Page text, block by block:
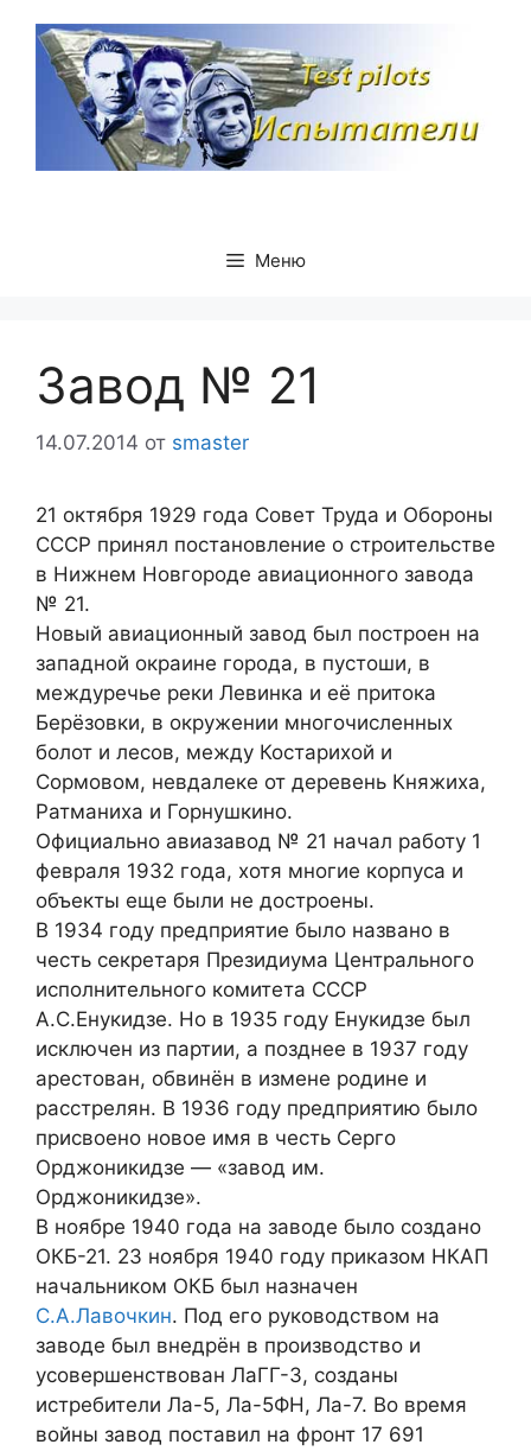
содержимому
Меню
Завод № 21
14.07.2014 от smaster
21 октября 1929 года Совет Труда и Обороны
СССР принял постановление о строительстве
в Нижнем Новгороде авиационного завода
№ 21.
Новый авиационный завод был построен на
западной окраине города, в пустоши, в
междуречье реки Левинка и её притока
Берёзовки, в окружении многочисленных
болот и лесов, между Костарихой и
Сормовом, невдалеке от деревень Княжиха,
Ратманиха и Горнушкино.
Официально авиазавод № 21 начал работу 1
февраля 1932 года, хотя многие корпуса и
объекты еще были не достроены.
В 1934 году предприятие было названо в
честь секретаря Президиума Центрального
исполнительного комитета СССР
А.С.Енукидзе. Но в 1935 году Енукидзе был
исключен из партии, а позднее в 1937 году
арестован, обвинён в измене родине и
расстрелян. В 1936 году предприятию было
присвоено новое имя в честь Серго
Орджоникидзе — «завод им.
Орджоникидзе».
В ноябре 1940 года на заводе было создано
ОКБ-21. 23 ноября 1940 году приказом НКАП
начальником ОКБ был назначен
С.А.Лавочкин. Под его руководством на
заводе был внедрён в производство и
усовершенствован ЛаГГ-3, созданы
истребители Ла-5, Ла-5ФН, Ла-7. Во время
войны завод поставил на фронт 17 691